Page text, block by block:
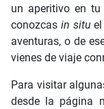
un aperitivo en
conozcas in situel
aventuras, o de
vienes de viaje
Para visitar
desde la página